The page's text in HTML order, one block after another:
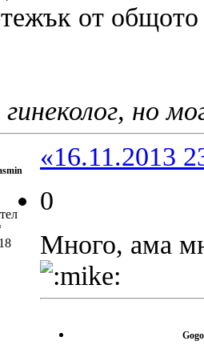
от общото
но
«16.11.2013
0
Много, ама